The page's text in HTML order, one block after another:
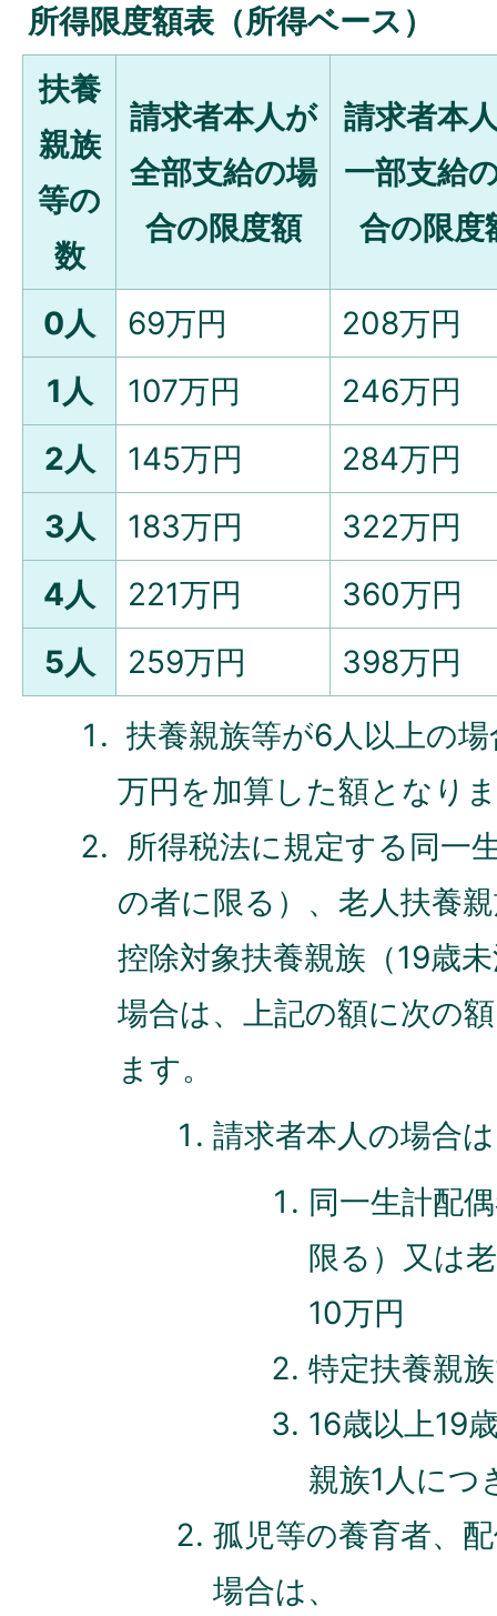
所得限度額表（所得ベース）
扶養
親族
等の
数
請求者本人が
全部支給の場
合の限度額
請求者本
一部支給
合の限度
0人 69万円
208万円
1人
107万円
246万円
2人
145万円
284万円
3人
183万円
322万円
4人
221万円
360万円
5人
259万円
398万円
扶養親族等が6人以上の
万円を加算した額となり
所得税法に規定する同一
の者に限る）、老人扶養
控除対象扶養親族（19歳
場合は、上記の額に次の
ます。
請求者本人の場合
同一生計配
限る）又は
10万円
特定扶養親
16歳以上19
親族1人につ
孤児等の養育者、
場合は、